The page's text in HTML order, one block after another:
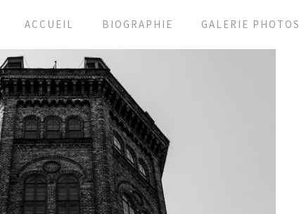
ACCUEIL BIOGRAPHIE GALERIE PHOTOS